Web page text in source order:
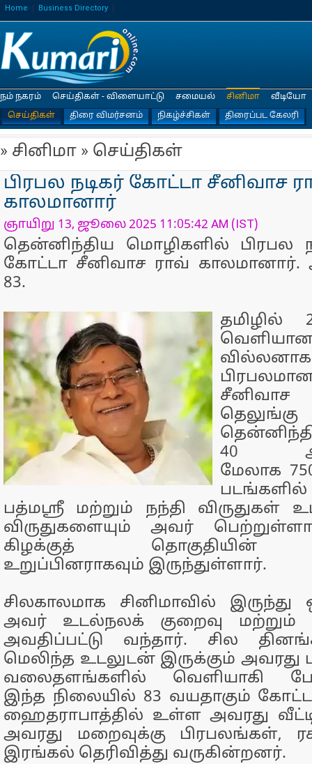
Home Business Directory
நம் நகரம் செய்திகள் - விளையாட்டு சமையல்
சினிமா
செய்திகள்
திரை விமர்சனம் நிகழ்ச்சிகள் திரைப்பட கேலரி
வீடியோ
» சினிமா » செய்திகள்
பிரபல நடிகர் கோட்டா சீனிவாச
காலமானார்
ஞாயிறு 13, ஜூலை 2025 11:05:42 AM (IST)
தென்னிந்திய மொழிகளில் பிரபல
கோட்டா சீனிவாச ராவ் காலமானார்.
83.
தமிழில்
வெளியான
40
மேலாக
பத்மஸ்ரீ மற்றும் நந்தி விருதுகள்
விருதுகளையும் அவர்
கிழக்குத் தொகுதியின்
உறுப்பினராகவும் இருந்துள்ளார்.
சிலகாலமாக சினிமாவில் இருந்து
அவர் உடல்நலக் குறைவு மற்றும்
அவதிப்பட்டு வந்தார். சில
மெலிந்த உடலுடன் இருக்கும் அவரது
வலைதளங்களில் வெளியாகி
இந்த நிலையில் 83 வயதாகும்
ஹைதராபாத்தில் உள்ள அவரது
அவரது மறைவுக்கு பிரபலங்கள்,
இரங்கல் தெரிவித்து வருகின்றனர்.